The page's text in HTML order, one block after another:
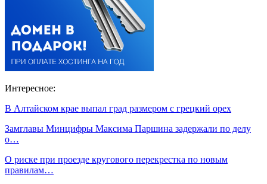
Интересное:
В Алтайском крае выпал град размером с грецкий орех
Замглавы Минцифры Максима Паршина задержали по делу
о…
О риске при проезде кругового перекрестка по новым
правилам…